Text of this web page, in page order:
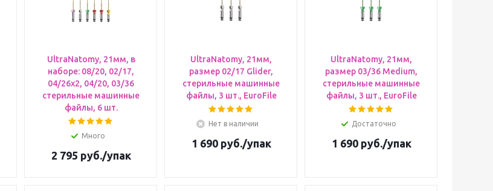
UltraNatomy, 21мм, в
наборе: 08/20, 02/17,
04/26х2, 04/20, 03/36
стерильные машинные
файлы, 6 шт.
Много
2 795 руб./упак
UltraNatomy, 21мм,
размер 02/17 Glider,
стерильные машинные
файлы, 3 шт., EuroFile
Нет в наличии
1 690руб./упак
UltraNatomy, 21мм,
размер 03/36 Medium,
стерильные машинные
файлы, 3 шт., EuroFile
Достаточно
1 690руб./упак